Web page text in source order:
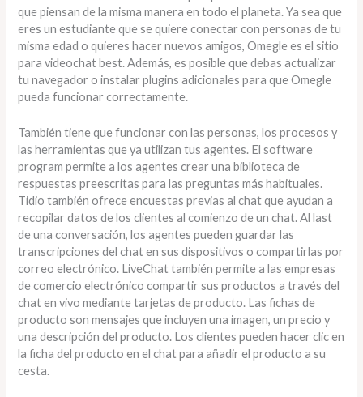
que piensan de la misma manera en todo el planeta. Ya sea que
eres un estudiante que se quiere conectar con personas de tu
misma edad o quieres hacer nuevos amigos, Omegle es el sitio
para videochat best. Además, es posible que debas actualizar
tu navegador o instalar plugins adicionales para que Omegle
pueda funcionar correctamente.
También tiene que funcionar con las personas, los procesos y
las herramientas que ya utilizan tus agentes. El software
program permite a los agentes crear una biblioteca de
respuestas preescritas para las preguntas más habituales.
Tidio también ofrece encuestas previas al chat que ayudan a
recopilar datos de los clientes al comienzo de un chat. Al last
de una conversación, los agentes pueden guardar las
transcripciones del chat en sus dispositivos o compartirlas por
correo electrónico. LiveChat también permite a las empresas
de comercio electrónico compartir sus productos a través del
chat en vivo mediante tarjetas de producto. Las fichas de
producto son mensajes que incluyen una imagen, un precio y
una descripción del producto. Los clientes pueden hacer clic en
la ficha del producto en el chat para añadir el producto a su
cesta.